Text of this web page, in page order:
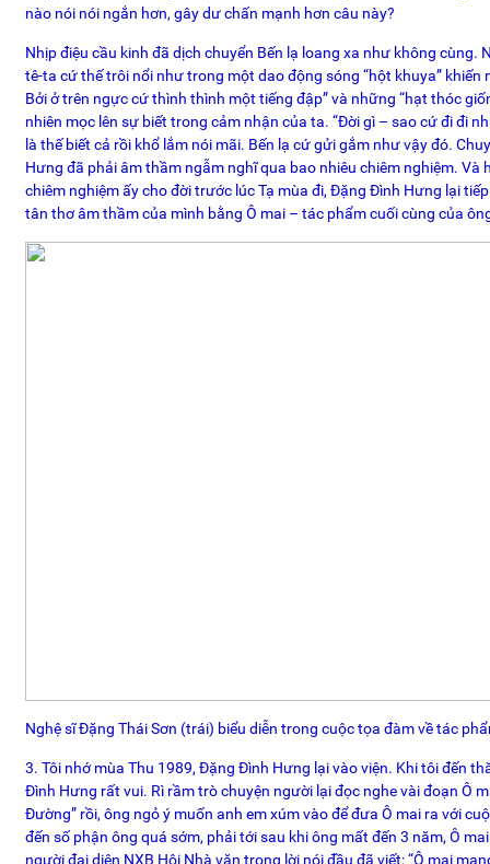
nào nói nói ngắn hơn, gây dư chấn mạnh hơn câu này?
Nhịp điệu cầu kinh đã dịch chuyển Bến lạ loang xa như không cùng.
tê-ta cứ thế trôi nổi như trong một dao động sóng “hột khuya” khiến
Bởi ở trên ngực cứ thình thình một tiếng đập” và những “hạt thóc
nhiên mọc lên sự biết trong cảm nhận của ta. “Đời gì – sao cứ đi đi
là thế biết cả rồi khổ lắm nói mãi. Bến lạ cứ gửi gắm như vậy đó.
Hưng đã phải âm thầm ngẫm nghĩ qua bao nhiêu chiêm nghiệm. Và
chiêm nghiệm ấy cho đời trước lúc Tạ mùa đi, Đặng Đình Hưng lại
tân thơ âm thầm của mình bằng Ô mai – tác phẩm cuối cùng của
Nghệ sĩ Đặng Thái Sơn (trái) biểu diễn trong cuộc tọa đàm về tác
3. Tôi nhớ mùa Thu 1989, Đặng Đình Hưng lại vào viện. Khi tôi đến
Đình Hưng rất vui. Rì rầm trò chuyện người lại đọc nghe vài đoạn Ô
Đường” rồi, ông ngỏ ý muốn anh em xúm vào để đưa Ô mai ra với
đến số phận ông quá sớm, phải tới sau khi ông mất đến 3 năm, Ô
người đại diện NXB Hội Nhà văn trong lời nói đầu đã viết: “Ô mai